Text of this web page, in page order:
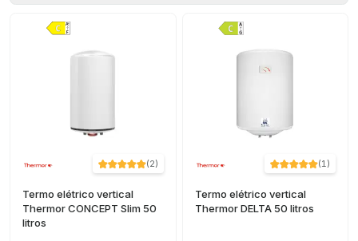
(2)
Termo elétrico vertical
Thermor CONCEPT Slim 50
litros
(1)
Termo elétrico vertical
Thermor DELTA 50 litros